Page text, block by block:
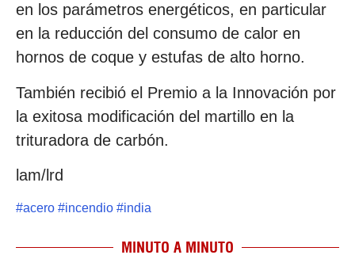
en los parámetros energéticos, en particular
en la reducción del consumo de calor en
hornos de coque y estufas de alto horno.
También recibió el Premio a la Innovación por
la exitosa modificación del martillo en la
trituradora de carbón.
lam/lrd
#acero #incendio #india
MINUTO A MINUTO